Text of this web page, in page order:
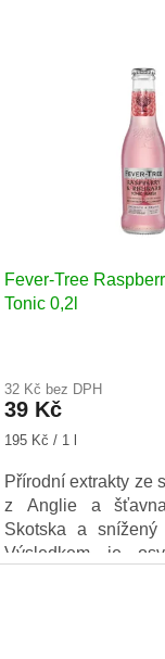
Fever-Tree
Tonic 0,2l
32 Kč bez DPH
39 Kč
Měrná
195 Kč / 1 l
Přírodní extrakty ze
z Anglie a
Skotska a snížený
Výsledkem je